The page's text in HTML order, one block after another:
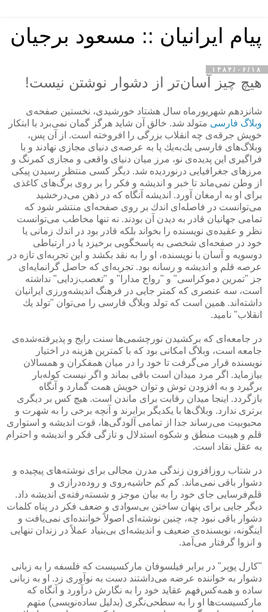
پیام ایرانیان :: مسعود برجیان
۱۳۸۴/۰۶/۱۸
هیچ چیز آسان‌تر از دشوار نوشتن نیست!
شانزدهم شهریورماه سال هشتاد خورشیدی، نخستین صفحه‌ی
وبلاگ فارسی متولد شد. خالق آن شاید هرگز گمان نمی‌برد با ابتكار
خویش جرقه‌ی چه انقلاب بزرگی را افروخته است. از آن پس،
وبلاگ‌های فارسی یك‌به‌یك پا به عرصه‌ی دنیای مجازی نهادند و با
فراگیری این پدیده‌ی نو، مرز میان دنیای واقعی و مجازی كمرنگ و
مرزهای جغرافیایی درنوردیده شد. دیگر كسی منتظر رسیدن پیكی
از وطن نمی‌ماند تا خبر و اندیشه و فكر را بر روی برگ‌های كاغذی
برای او به ارمغان آورد. اندیشه آنگاه كه در ذهن می‌درخشید
می‌توانست در فاصله‌ای اندك بر روی صفحه‌ای منتشر شود كه
تمامی جهانیان قادر به دیدن آن بودند. نه تنها مخاطب می‌توانست
نظر و عقیده‌ی نویسنده را بخواند بلكه قادر بود در اندك زمانی یا
خود در صفحه‌ای شخصی به پاسخگویی برخیزد یا در ارتباطی
دوسویه و آسان با نویسنده، او را به نقد بكشد و این تجربه‌ای تازه در
عرصه قلم و اندیشه و رسانه بود. تجربه‌ای كه حاصل گرانمایه‌ای
جز "تمرین دموكراسی" و "رواج مدارا" و "تعصب‌زدایی" نداشته
است، سه عنصری كه كمتر جایی در فرهنگ اندیشه‌ورزی ایرانیان
داشته‌اند. همین است كه تولد وبلاگ فارسی را می‌توان "تولد یك
انقلاب" نامید.
در جامعه‌ای كه بركشیدن نورچشمی‌ها سنت رایج و پذیرفته‌شده‌ی
جامعه است، وبلاگ امكانی بود كه با كمترین هزینه در اختیار
نویسنده قرار می‌گرفت تا خود را در میان همفكران و همسالان
بیازماید. اگر مرد میدان است باقی بماند و اگر نیست كوله‌بار
برگیرد و به افزودن توش و توان خویش همت گمارد و آنگاه
بازگردد. اینجا میدان رقابت برای ماندن است. هیچ كس بر دیگری
برتری ندارد. وبلاگ‌ها با یكدیگر برابرند و آنچه برخی را به شهرت و
محبوبیت می‌رساند جدا از تمامی آلودگی‌ها، قوت اندیشه و استواری
قلم و هیبت منطق و شكوه استدلال و تازگی فكر و اندیشه و احترام
به عقل نقاد است.
در شتاب روزافزون زندگی مدرن مجالی برای نوشته‌های پیچیده و
دشوار باقی نمی‌ماند. كم كم حاشیه‌روی و روده‌درازی و
قلم‌فرسایی جای خود را به بیان موجز و شسته‌رفته‌ی اندیشه داد.
دیگر جایی برای پنهان ساختن بی‌سوادی و ضعف فكر در پناه كلمات
دشوار باقی نبود چه، چنین نوشته‌ای اصولاً خواننده‌ای نمی‌یافت و
اینگونه، نویسنده‌ی ضعیف و اندیشه‌ای بی‌بنیاد عملاً در زندان تنهایی
و انزوا گرفتار می‌آمد.
"كارل پوپر" در برابر فیلسوفان ماركسیست كه فلسفه را به زبانی
دشوار به خواننده عرضه می‌داشتند دست به نوآوری زد. او به زبانی
ساده و همه‌كس‌فهم عقاید خود را به نگارش درآورد و آنگاه كه
ماركسیست‌ها او را به سطحی‌نگری (بدلیل ساده‌نویسی) متهم